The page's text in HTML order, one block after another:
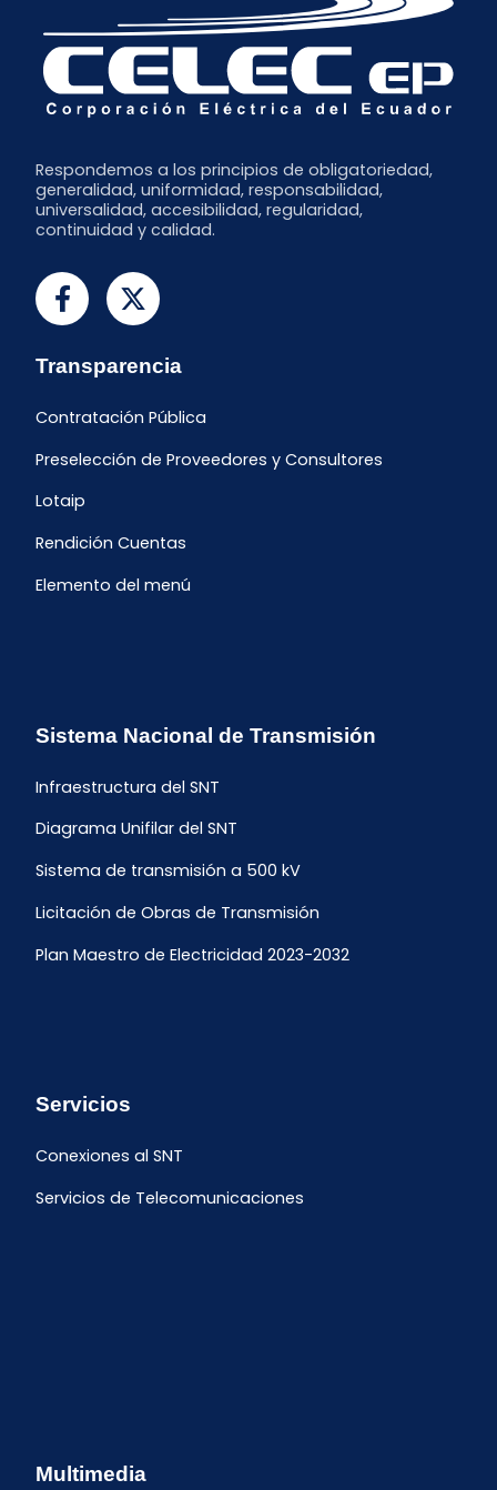
Respondemos a los principios de obligatoriedad,
generalidad, uniformidad, responsabilidad,
universalidad, accesibilidad, regularidad,
continuidad y calidad.
Transparencia
Contratación Pública
Preselección de Proveedores y Consultores
Lotaip
Rendición Cuentas
Elemento del menú
Sistema Nacional de Transmisión
Infraestructura del SNT
Diagrama Unifilar del SNT
Sistema de transmisión a 500 kV
Licitación de Obras de Transmisión
Plan Maestro de Electricidad 2023-2032
Servicios
Conexiones al SNT
Servicios de Telecomunicaciones
Multimedia